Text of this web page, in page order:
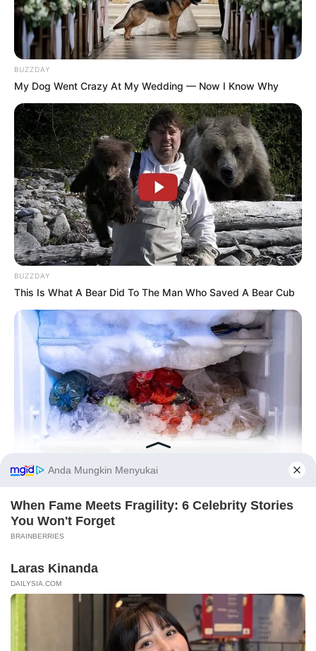
Bikin Ngakak, 10 Potret
Cosplay Murah Pakai Bahan
Seadanya
Anti Mainstream, 10 Cara
Membawa Barang Belanjaan
Versi Warga Thailand
Langka Banget! 10 Pose Lucu
Katak yang Bikin Ketawa
Gemes
Pakai Bahasa Jawa Ini Bikin
Galau Abis
BUZZDAY
My Dog Went Crazy At My Wedding — Now I Know Why
BUZZDAY
This Is What A Bear Did To The Man Who Saved A Bear Cub
This Simple Freezer Trick Saves Hours Of Work!
Before You Go